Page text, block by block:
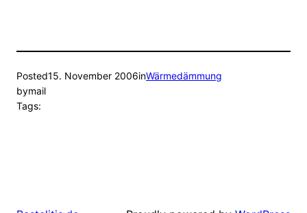
Posted15. November 2006inWärmedämmung
bymail
Tags: